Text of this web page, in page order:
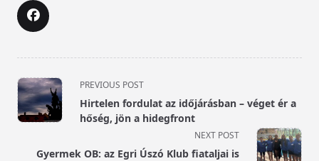
<span
class="nav-
subtitle
reader-
PREVIOUS POST
Hirtelen fordulat az időjárásban – véget ér a
hőség, jön a hidegfront
NEXT POST
Gyermek OB: az Egri Úszó Klub fiataljai is